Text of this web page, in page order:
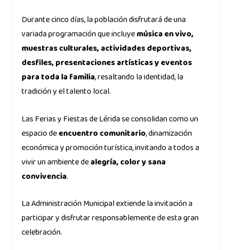
Durante cinco días, la población disfrutará de una
variada programación que incluyemúsica en vivo,
muestras culturales, actividades deportivas,
desfiles, presentaciones artísticas y eventos
para toda la familia, resaltando la identidad, la
tradición y el talento local.
Las Ferias y Fiestas de Lérida se consolidan como un
espacio deencuentro comunitario, dinamización
económica y promoción turística, invitando a todos a
vivir un ambiente dealegría, color y sana
convivencia.
La Administración Municipal extiende la invitación a
participar y disfrutar responsablemente de esta gran
celebración.